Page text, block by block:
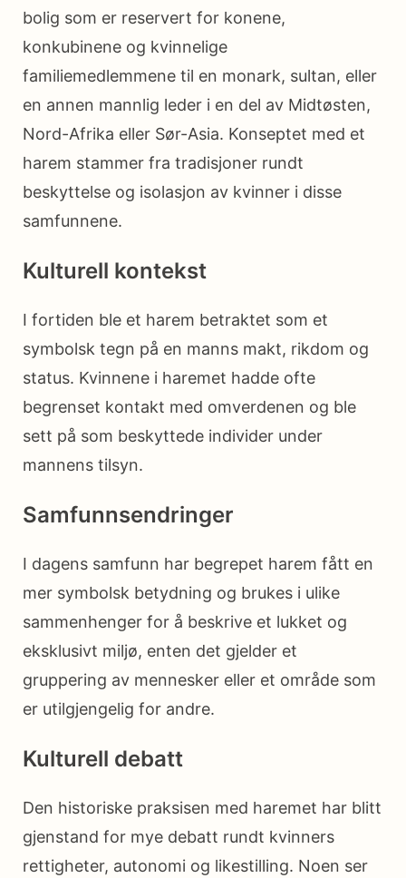
bolig som er reservert for konene,
konkubinene og kvinnelige
familiemedlemmene til en monark, sultan, eller
en annen mannlig leder i en del av Midtøsten,
Nord-Afrika eller Sør-Asia. Konseptet med et
harem stammer fra tradisjoner rundt
beskyttelse og isolasjon av kvinner i disse
samfunnene.
Kulturell kontekst
I fortiden ble et harem betraktet som et
symbolsk tegn på en manns makt, rikdom og
status. Kvinnene i haremet hadde ofte
begrenset kontakt med omverdenen og ble
sett på som beskyttede individer under
mannens tilsyn.
Samfunnsendringer
I dagens samfunn har begrepet harem fått en
mer symbolsk betydning og brukes i ulike
sammenhenger for å beskrive et lukket og
eksklusivt miljø, enten det gjelder et
gruppering av mennesker eller et område som
er utilgjengelig for andre.
Kulturell debatt
Den historiske praksisen med haremet har blitt
gjenstand for mye debatt rundt kvinners
rettigheter, autonomi og likestilling. Noen ser